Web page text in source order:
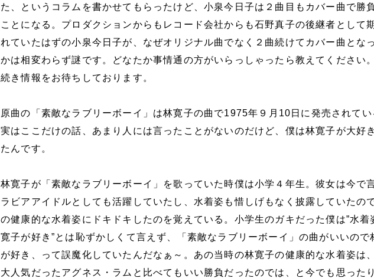
た、というコラムを書かせてもらったけど、小泉今日子は２曲目もカバー曲で勝
ことになる。プロダクションからもレコード会社からも石野真子の後継者として
れていたはずの小泉今日子が、なぜオリジナル曲でなく２曲続けてカバー曲とな
かは相変わらず謎です。どなたか事情通の方がいらっしゃったら教えてください
続き情報をお待ちしております。
原曲の「素敵なラブリーボーイ」は林寛子の曲で1975年９月10日に発売されてい
実はここだけの話、あまり人には言ったことがないのだけど、僕は林寛子が大好
たんです。
林寛子が「素敵なラブリーボーイ」を歌っていた時僕は小学４年生。彼女は今で
ラビアアイドルとしても活躍していたし、水着姿も惜しげもなく披露していたの
の健康的な水着姿にドキドキしたのを覚えている。小学生のガキだった僕は”水着
寛子が好き”とは恥ずかしくて言えず、「素敵なラブリーボーイ」の曲がいいので
が好き、って誤魔化していたんだなぁ～。あの当時の林寛子の健康的な水着姿は
大人気だったアグネス・ラムと比べてもいい勝負だったのでは、と今でも思った